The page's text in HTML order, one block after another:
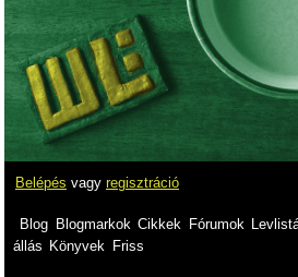
Belépés vagy regisztráció
Blog Blogmarkok Cikkek Fórumok
állás Könyvek Friss